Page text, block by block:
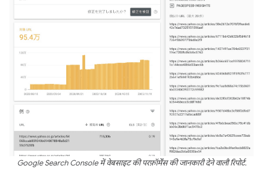
Google Search Console में वेबसाइट की परफ़ॉर्मेंस की जानकारी देने वाली रिपोर्ट.